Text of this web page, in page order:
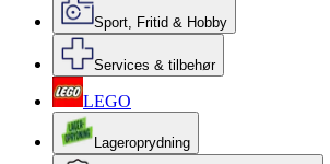
Sport, Fritid & Hobby
Services & tilbehør
LEGO
Lageroprydning